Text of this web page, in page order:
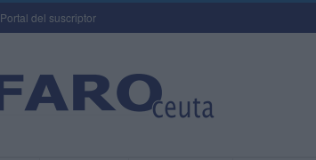
Portal del suscriptor